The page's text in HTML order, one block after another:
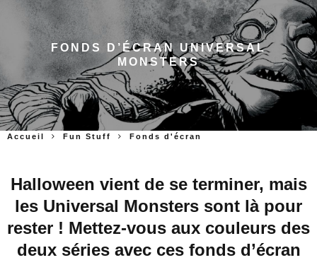
FONDS D’ÉCRAN UNIVERSAL
MONSTERS
Accueil Fun Stuff Fonds d'écran
Halloween vient de se terminer, mais
les Universal Monsters sont là pour
rester ! Mettez-vous aux couleurs des
deux séries avec ces fonds d’écran